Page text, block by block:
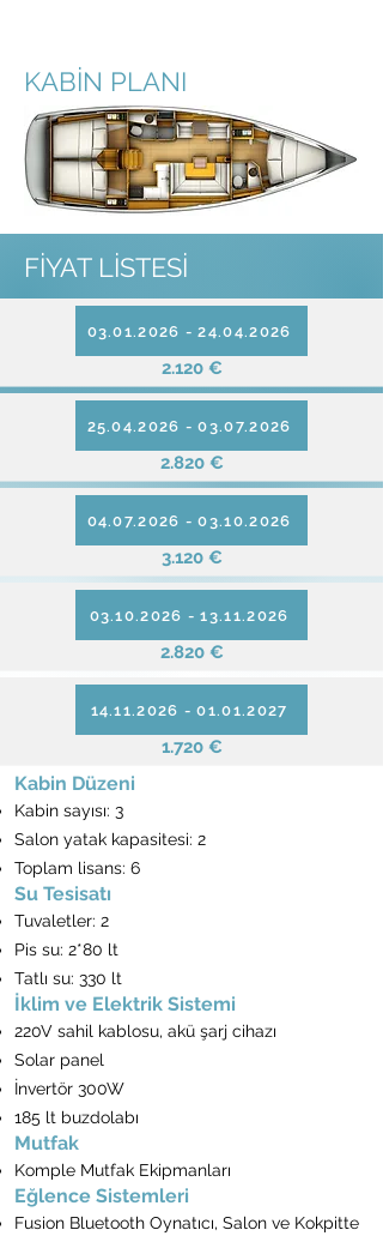
KABİN PLANI
FİYAT LİSTESİ
03.01.2026 - 24.04.2026
2.120 €
25.04.2026 - 03.07.2026
2.820 €
04.07.2026 - 03.10.2026
3.120 €
03.10.2026 - 13.11.2026
2.820 €
14.11.2026 - 01.01.2027
1.720 €
Kabin Düzeni
Kabin sayısı: 3
Salon yatak kapasitesi: 2
Toplam lisans: 6
Su Tesisatı
Tuvaletler: 2
Pis su: 2*80 lt
Tatlı su: 330 lt
İklim ve Elektrik Sistemi
220V sahil kablosu, akü şarj cihazı
Solar panel
İnvertör 300W
185 lt buzdolabı
Mutfak
Komple Mutfak Ekipmanları
Eğlence Sistemleri
Fusion Bluetooth Oynatıcı, Salon ve Kokpitte